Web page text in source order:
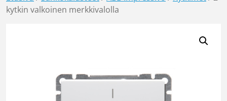
kytkin valkoinen merkkivalolla